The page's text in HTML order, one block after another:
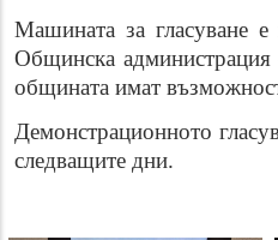
Машината за гласуване е
Общинска
общината имат
Демонстрационното
следващите дни.